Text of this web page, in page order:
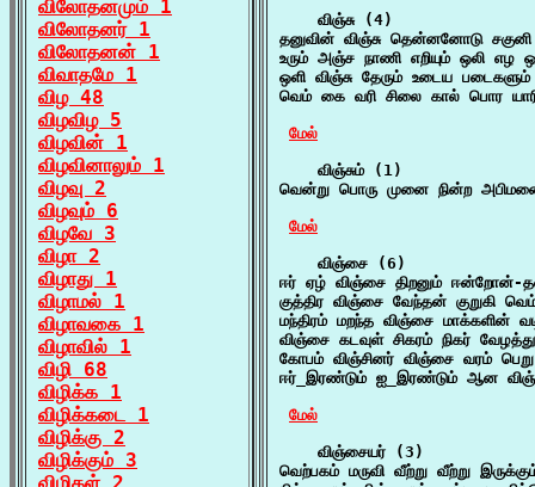
விலோதனமும் 1
விலோதனர் 1
விலோதனன் 1
விவாதமே 1
விழ 48
விழவிழ 5
விழவின் 1
விழவினாலும் 1
விழவு 2
விழவும் 6
விழவே 3
விழா 2
விழாது 1
விழாமல் 1
விழாவகை 1
விழாவில் 1
விழி 68
விழிக்க 1
விழிக்கடை 1
விழிக்கு 2
விழிக்கும் 3
    விஞ்சு (4)
தனுவின் விஞ்சு தென்னனோடு
உரும் அஞ்ச நாணி எறியும் ஒலி எழ
ஒளி விஞ்சு தேரும் உடைய
வெம் கை வரி சிலை கால் பொர
மேல்
    விஞ்சும் (1)
வென்று பொரு முனை நின்ற
மேல்
    விஞ்சை (6)
ஈர் ஏழ் விஞ்சை திறனும் ஈன்றோன்-
குத்திர விஞ்சை வேந்தன் குறுகி
மந்திரம் மறந்த விஞ்சை மாக்களின்
விஞ்சை கடவுள் சிகரம் நிகர்
கோபம் விஞ்சினர் விஞ்சை வரம்
ஈர்_இரண்டும் ஐ_இரண்டும் ஆன
மேல்
    விஞ்சையர் (3)
வெற்பகம் மருவி வீற்று வீற்று